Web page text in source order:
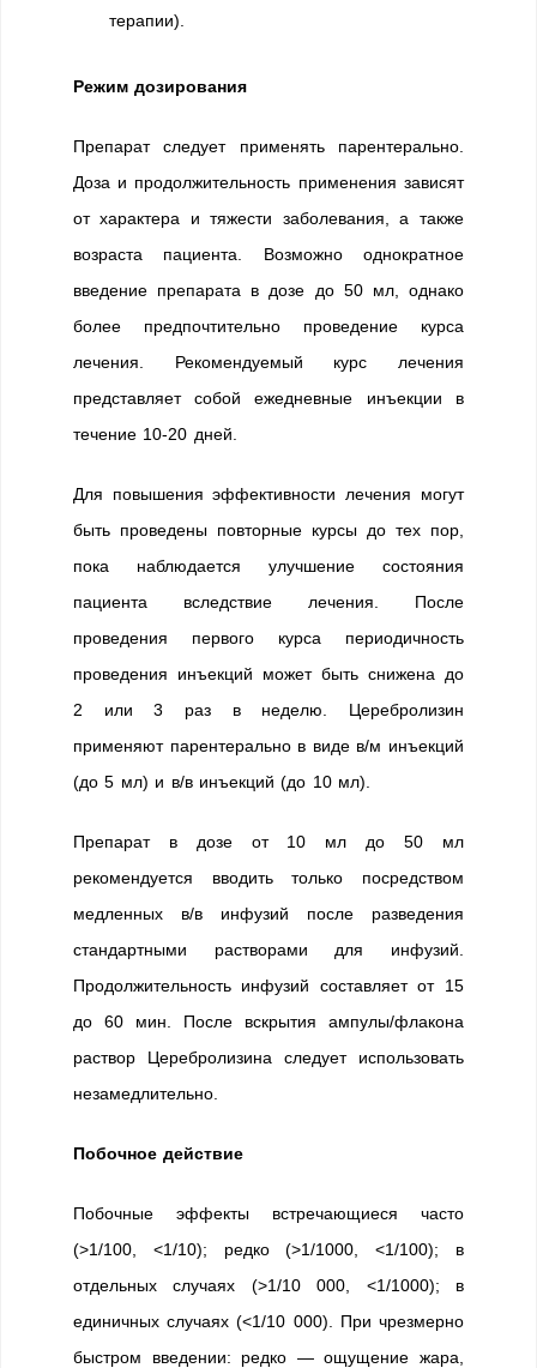
терапии).
Режим дозирования
Препарат следует применять парентерально.
Доза и продолжительность применения зависят
от характера и тяжести заболевания, а также
возраста пациента. Возможно однократное
введение препарата в дозе до 50 мл, однако
более предпочтительно проведение курса
лечения. Рекомендуемый курс лечения
представляет собой ежедневные инъекции в
течение 10-20 дней.
Для повышения эффективности лечения могут
быть проведены повторные курсы до тех пор,
пока наблюдается улучшение состояния
пациента вследствие лечения. После
проведения первого курса периодичность
проведения инъекций может быть снижена до
2 или 3 раз в неделю. Церебролизин
применяют парентерально в виде в/м инъекций
(до 5 мл) и в/в инъекций (до 10 мл).
Препарат в дозе от 10 мл до 50 мл
рекомендуется вводить только посредством
медленных в/в инфузий после разведения
стандартными растворами для инфузий.
Продолжительность инфузий составляет от 15
до 60 мин. После вскрытия ампулы/флакона
раствор Церебролизина следует использовать
незамедлительно.
Побочное действие
Побочные эффекты встречающиеся часто
(>1/100, <1/10); редко (>1/1000, <1/100); в
отдельных случаях (>1/10 000, <1/1000); в
единичных случаях (<1/10 000). При чрезмерно
быстром введении: редко — ощущение жара,